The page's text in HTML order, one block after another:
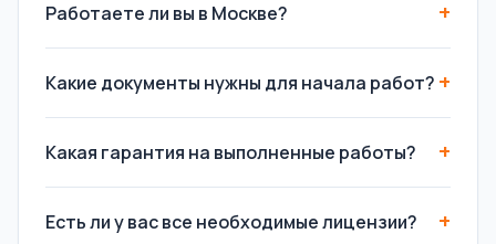
Работаете ли вы в Москве?
Какие документы нужны для начала работ?
Какая гарантия на выполненные работы?
Есть ли у вас все необходимые лицензии?